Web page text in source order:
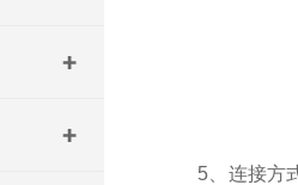
5、连接方